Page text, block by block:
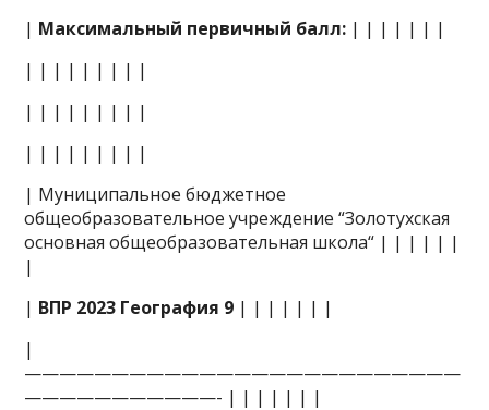
| Максимальный первичный балл: | | | | | | |
| | | | | | | | |
| | | | | | | | |
| | | | | | | | |
| Муниципальное бюджетное
общеобразовательное учреждение “Золотухская
основная общеобразовательная школа“ | | | | | |
|
| ВПР 2023 География 9 | | | | | | |
|
—————————————————————————
———————————- | | | | | | |